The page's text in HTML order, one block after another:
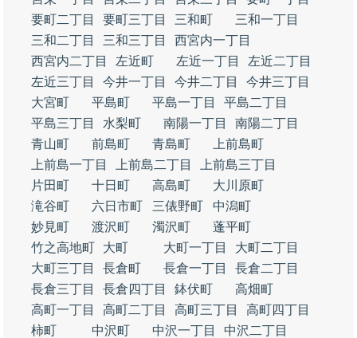
要町二丁目
要町三丁目 三和町
三和一丁目
三和二丁目
三和三丁目
西宮内一丁目
西宮内二丁目
左近町 左近一丁目
左近二丁目
左近三丁目
今井一丁目 今井二丁目
今井三丁目
大宮町
平島町 平島一丁目
平島二丁目
平島三丁目
水梨町 南陽一丁目
南陽二丁目
青山町
前島町 青島町
上前島町
上前島一丁目
上前島二丁目
上前島三丁目
片田町
十日町 高島町
大川原町
滝谷町
六日市町 三俵野町
中潟町
妙見町
渡沢町 濁沢町
蓬平町
竹之高地町
大町 大町一丁目
大町二丁目
大町三丁目
長倉町 長倉一丁目
長倉二丁目
長倉三丁目
長倉四丁目 鉢伏町
高畑町
高町一丁目
高町二丁目 高町三丁目
高町四丁目
柿町
中沢町 中沢一丁目
中沢二丁目